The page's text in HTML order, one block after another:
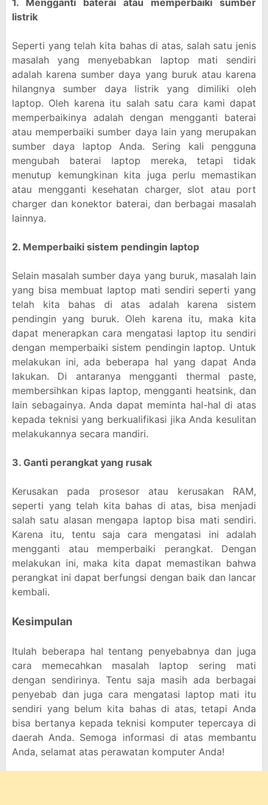
1. Mengganti baterai atau memperbaiki sumber
listrik
Seperti yang telah kita bahas di atas, salah satu jenis
masalah yang menyebabkan laptop mati sendiri
adalah karena sumber daya yang buruk atau karena
hilangnya sumber daya listrik yang dimiliki oleh
laptop. Oleh karena itu salah satu cara kami dapat
memperbaikinya adalah dengan mengganti baterai
atau memperbaiki sumber daya lain yang merupakan
sumber daya laptop Anda. Sering kali pengguna
mengubah baterai laptop mereka, tetapi tidak
menutup kemungkinan kita juga perlu memastikan
atau mengganti kesehatan charger, slot atau port
charger dan konektor baterai, dan berbagai masalah
lainnya.
2. Memperbaiki sistem pendingin laptop
Selain masalah sumber daya yang buruk, masalah lain
yang bisa membuat laptop mati sendiri seperti yang
telah kita bahas di atas adalah karena sistem
pendingin yang buruk. Oleh karena itu, maka kita
dapat menerapkan cara mengatasi laptop itu sendiri
dengan memperbaiki sistem pendingin laptop. Untuk
melakukan ini, ada beberapa hal yang dapat Anda
lakukan. Di antaranya mengganti thermal paste,
membersihkan kipas laptop, mengganti heatsink, dan
lain sebagainya. Anda dapat meminta hal-hal di atas
kepada teknisi yang berkualifikasi jika Anda kesulitan
melakukannya secara mandiri.
3. Ganti perangkat yang rusak
Kerusakan pada prosesor atau kerusakan RAM,
seperti yang telah kita bahas di atas, bisa menjadi
salah satu alasan mengapa laptop bisa mati sendiri.
Karena itu, tentu saja cara mengatasi ini adalah
mengganti atau memperbaiki perangkat. Dengan
melakukan ini, maka kita dapat memastikan bahwa
perangkat ini dapat berfungsi dengan baik dan lancar
kembali.
Kesimpulan
Itulah beberapa hal tentang penyebabnya dan juga
cara memecahkan masalah laptop sering mati
dengan sendirinya. Tentu saja masih ada berbagai
penyebab dan juga cara mengatasi laptop mati itu
sendiri yang belum kita bahas di atas, tetapi Anda
bisa bertanya kepada teknisi komputer tepercaya di
daerah Anda. Semoga informasi di atas membantu
Anda, selamat atas perawatan komputer Anda!